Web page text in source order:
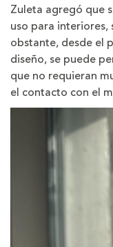
Zuleta agregó que
uso para
obstante, desde el
diseño, se puede
que no requieran
el contacto con el